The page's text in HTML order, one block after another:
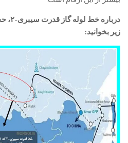
زیر بخوانید: